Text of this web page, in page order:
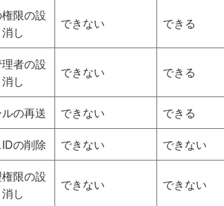
限の設
し
できない できる
者の設
し
できない できる
の再送 できない できる
の削除
できない できない
限の設
し
できない できない